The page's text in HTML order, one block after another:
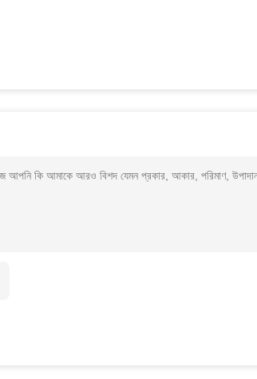
কি আমাকে আরও বিশদ যেমন প্রকার, আকার, পরিমাণ,